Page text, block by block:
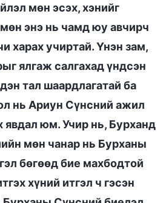
мөн эсэх, хэнийг
энэ нь чамд юу авчирч
харах учиртай. Үнэн зам,
ялгаж салгахад үндсэн
тал шаардлагатай ба
нь Ариун Сүнсний ажил
явдал юм. Учир нь, Бурханд
мөн чанар нь Бурханы
бөгөөд бие махбодтой
хүний итгэл ч гэсэн